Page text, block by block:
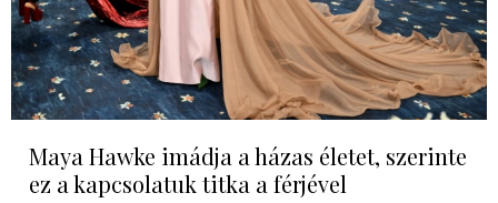
Maya Hawke imádja a házas életet, szerinte
ez a kapcsolatuk titka a férjével